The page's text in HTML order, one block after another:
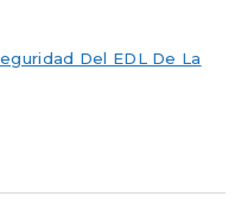
Del EDL De La